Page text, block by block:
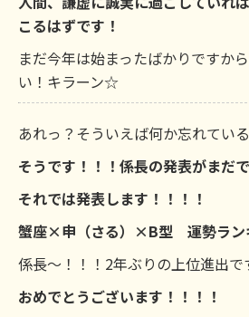
こるはずです！
まだ今年は始まったばかりですか
い！キラーン☆
あれっ？そういえば何か忘れてい
そうです！！！係長の発表がまだ
それでは発表します！！！！
蟹座×申（さる）×B型 運勢ラ
係長～！！！2年ぶりの上位進出で
おめでとうございます！！！！